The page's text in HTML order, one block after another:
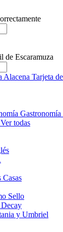
Alacena Tarjeta
Gastronomía
Ver todas
Casas
Sello
y Umbriel